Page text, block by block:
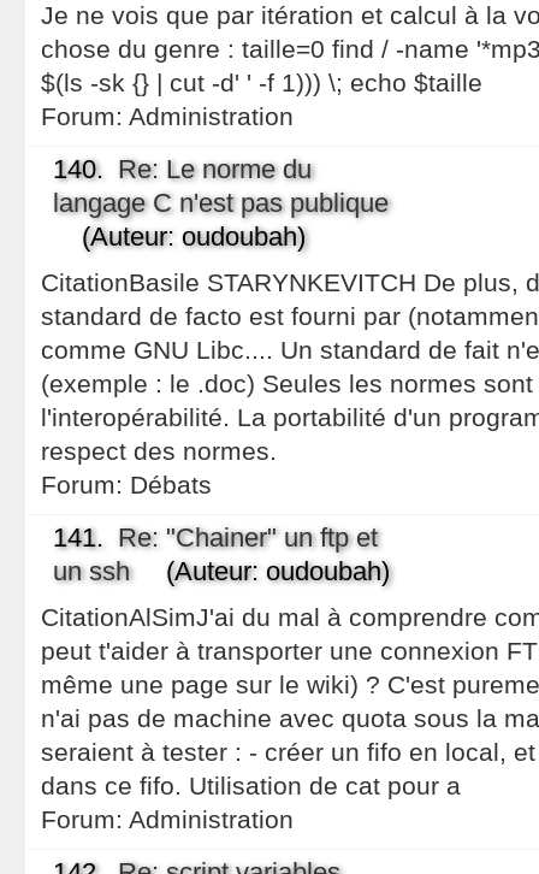
Je ne vois que par itération et calcul à la
chose du genre : taille=0 find / -name
$(ls -sk {} | cut -d' ' -f 1))) \; echo $taille
Forum: Administration
140. Re: Le norme du
langage C n'est pas publique
(Auteur: oudoubah)
CitationBasile STARYNKEVITCH De plus,
standard de facto est fourni par
comme GNU Libc.... Un standard de fait
(exemple : le .doc) Seules les normes
l'interopérabilité. La portabilité d'un
respect des normes.
Forum: Débats
141. Re: "Chainer" un ftp et
un ssh(Auteur: oudoubah)
CitationAlSimJ'ai du mal à comprendre
peut t'aider à transporter une connexion
même une page sur le wiki) ? C'est
n'ai pas de machine avec quota sous la
seraient à tester : - créer un fifo en local,
dans ce fifo. Utilisation de cat pour a
Forum: Administration